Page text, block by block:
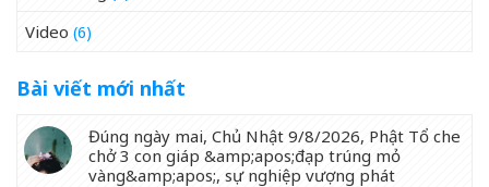
Video (6)
Bài viết mới nhất
Đúng ngày mai, Chủ Nhật 9/8/2026, Phật Tổ che
chở 3 con giáp &amp;apos;đạp trúng mỏ
vàng&amp;apos;, sự nghiệp vượng phát